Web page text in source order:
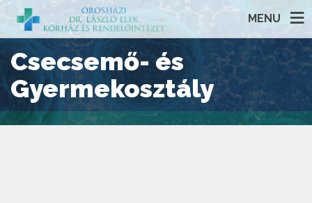
MENU
Csecsemő- és
Gyermekosztály